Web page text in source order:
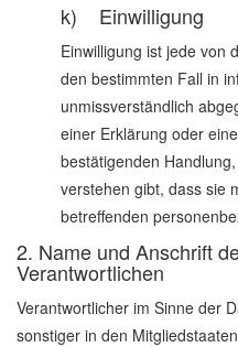
k) Einwilligung
Einwilligung ist jede von
den bestimmten Fall in
unmissverständlich
einer Erklärung oder
bestätigenden
verstehen gibt, dass sie
betreffenden
2. Name und Anschrift
Verantwortlichen
Verantwortlicher im Sinne der
sonstiger in den